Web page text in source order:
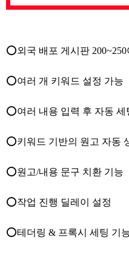
⭕외국 배포 게시판
⭕여러 개 키워드 설정 가능
⭕여러 내용 입력 후 자동 세
⭕키워드 기반의 원고 자동
⭕원고/내용 문구 치환 기능
⭕작업 진행 딜레이 설정
⭕테더링 & 프록시 세팅 기